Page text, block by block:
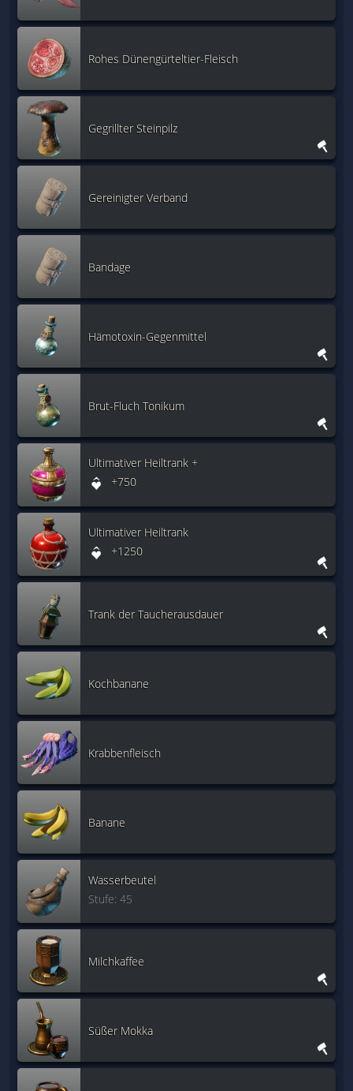
Rohes Dünengürteltier-Fleisch
Gegrillter Steinpilz
Gereinigter Verband
Bandage
Hämotoxin-Gegenmittel
Brut-Fluch Tonikum
Ultimativer Heiltrank +
+750
Ultimativer Heiltrank
+1250
Trank der Taucherausdauer
Kochbanane
Krabbenfleisch
Banane
Wasserbeutel
Stufe: 45
Milchkaffee
Süßer Mokka